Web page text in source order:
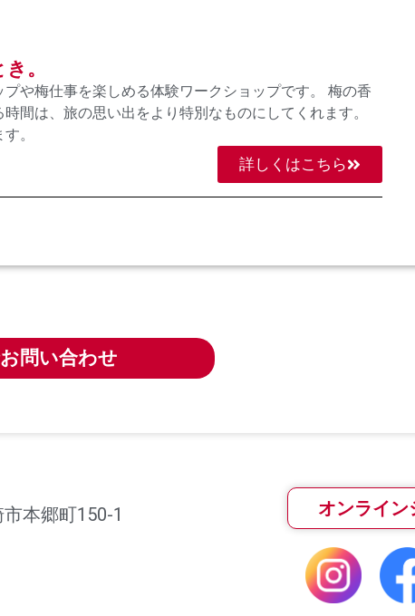
。
や梅仕事を楽しめる体験ワークショップです。 梅の香
間は、旅の思い出をより特別なものにしてくれます。
。
詳しくはこちら
問い合わせ
本郷町150-1
オンライン